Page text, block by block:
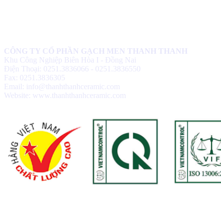
CÔNG TY CỔ PHẦN GẠCH MEN THANH THANH
Khu Công Nghiệp Biên Hòa I - Đồng Nai
Điện Thoại: 0251.3836066 - 0251.3836550
Fax: 0251.3836305
Email: info@thanhthanhceramic.com
Website: www.thanhthanhceramic.com